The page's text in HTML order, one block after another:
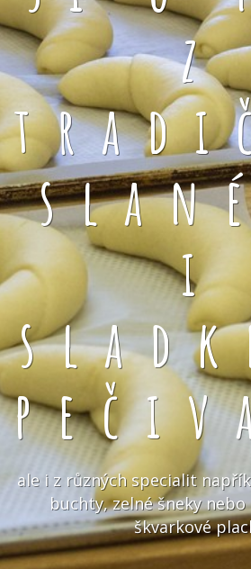
z
i
ale i z různých specialit
buchty, zelné šneky
škvarkové